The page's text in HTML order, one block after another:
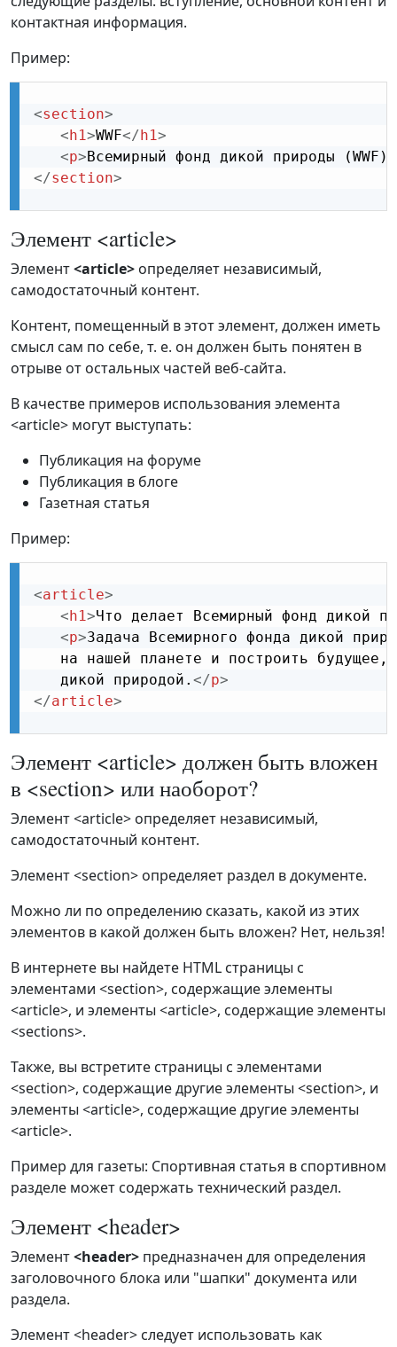
контактная информация.
Пример:
<section>
< h1>WWF</ h1>
<p>Всемирный фонд дикой природы
</section>
Элемент <article>
Элемент<article> определяет независимый,
самодостаточный контент.
Контент, помещенный в этот элемент, должен иметь
смысл сам по себе, т. е. он должен быть понятен в
отрыве от остальных частей веб-сайта.
В качестве примеров использования элемента
<article> могут выступать:
Публикация на форуме
Публикация в блоге
Газетная статья
Пример:
<article>
< h1>Что делает Всемирный фонд дикой
<p>Задача Всемирного фонда дикой
на нашей планете и построить
   дикой природой.
</p>
</article>
Элемент <article> должен быть вложен
в <section> или наоборот?
Элемент <article> определяет независимый,
самодостаточный контент.
Элемент <section> определяет раздел в документе.
Можно ли по определению сказать, какой из этих
элементов в какой должен быть вложен? Нет, нельзя!
В интернете вы найдете HTML страницы с
элементами <section>, содержащие элементы
<article>, и элементы <article>, содержащие элементы
<sections>.
Также, вы встретите страницы с элементами
<section>, содержащие другие элементы <section>, и
элементы <article>, содержащие другие элементы
<article>.
Пример для газеты: Спортивная статья в спортивном
разделе может содержать технический раздел.
Элемент <header>
Элемент<header> предназначен для определения
заголовочного блока или "шапки" документа или
раздела.
Элемент <header> следует использовать как